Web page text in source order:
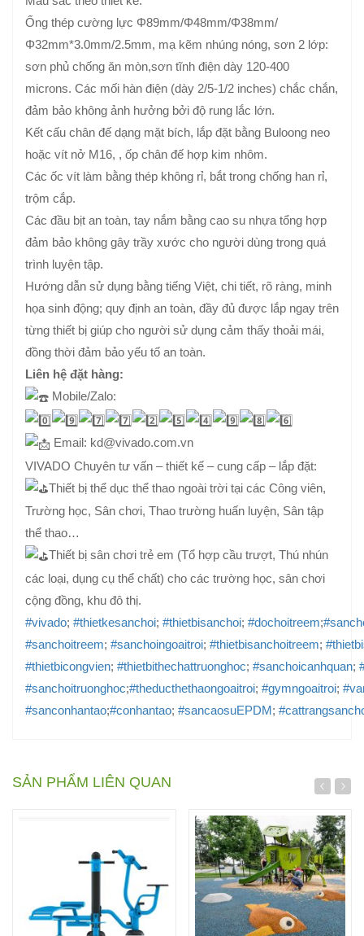
Ống thép cường lực Φ89mm/Φ48mm/Φ38mm/
Φ32mm*3.0mm/2.5mm, mạ kẽm nhúng nóng, sơn 2 lớp:
sơn phủ chống ăn mòn,sơn tĩnh điện dày 120-400
microns. Các mối hàn điện (dày 2/5-1/2 inches) chắc chắn,
đảm bảo không ảnh hưởng bởi độ rung lắc lớn.
Kết cấu chân đế dạng mặt bích, lắp đặt bằng Buloong neo
hoặc vít nở M16, , ốp chân đế hợp kim nhôm.
Các ốc vít làm bằng thép không rỉ, bắt trong chống han rỉ,
trộm cắp.
Các đầu bịt an toàn, tay nắm bằng cao su nhựa tổng hợp
đảm bảo không gây trầy xước cho người dùng trong quá
trình luyện tập.
Hướng dẫn sử dụng bằng tiếng Việt, chi tiết, rõ ràng, minh
họa sinh động; quy định an toàn, đầy đủ được lắp ngay trên
từng thiết bị giúp cho người sử dụng cảm thấy thoải mái,
đồng thời đảm bảo yếu tố an toàn.
Liên hệ đặt hàng:
Mobile/Zalo:
Email: kd@vivado.com.vn
VIVADO Chuyên tư vấn – thiết kế – cung cấp – lắp đặt:
Thiết bị thể dục thể thao ngoài trời tại các Công viên,
Trường học, Sân chơi, Thao trường huấn luyện, Sân tập
thể thao…
Thiết bị sân chơi trẻ em (Tổ hợp cầu trượt, Thú nhún
các loại, dụng cụ thể chất) cho các trường học, sân chơi
cộng đồng, khu đô thị.
#vivado; #thietkesanchoi; #thietbisanchoi; #dochoitreem;
#sanchoitreem; #sanchoingoaitroi; #thietbisanchoitreem;
#thietbicongvien; #thietbithechattruonghoc; #sanchoicanhquan;
#sanchoitruonghoc;#theducthethaongoaitroi; #gymngoaitroi;
#sanconhantao;#conhantao; #sancaosuEPDM;
SẢN PHẨM LIÊN QUAN